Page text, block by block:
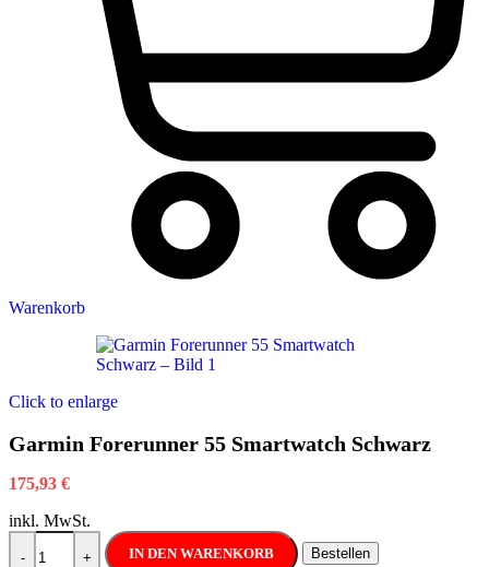
Warenkorb
Click to enlarge
Garmin Forerunner 55 Smartwatch Schwarz
175,93 €
inkl. MwSt.
-
Garmin Forerunner 55 Smartwatch Schwarz Menge
+ IN DEN WARENKORB Bestellen